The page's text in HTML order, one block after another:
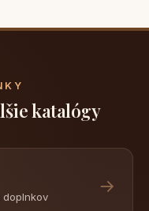
katalógy
doplnkov
→